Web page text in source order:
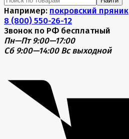
Например: покровский пряник
8 (800) 550-26-12
Звонок по РФ бесплатный
Пн—Пт 9:00—17:00
Сб 9:00—14:00 Вс выходной